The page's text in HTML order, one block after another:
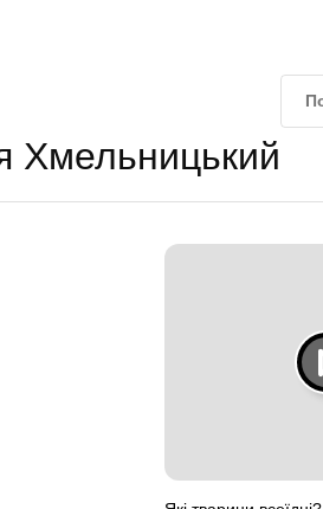
Хмельницький